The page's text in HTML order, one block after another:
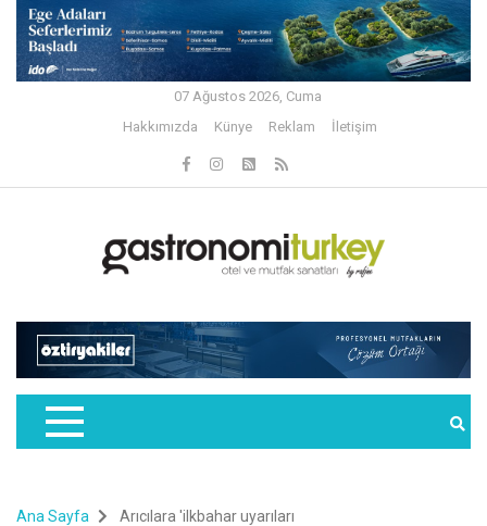
07 Ağustos 2026, Cuma
Hakkımızda
Künye Reklam İletişim
Ana Sayfa Arıcılara 'ilkbahar uyarıları